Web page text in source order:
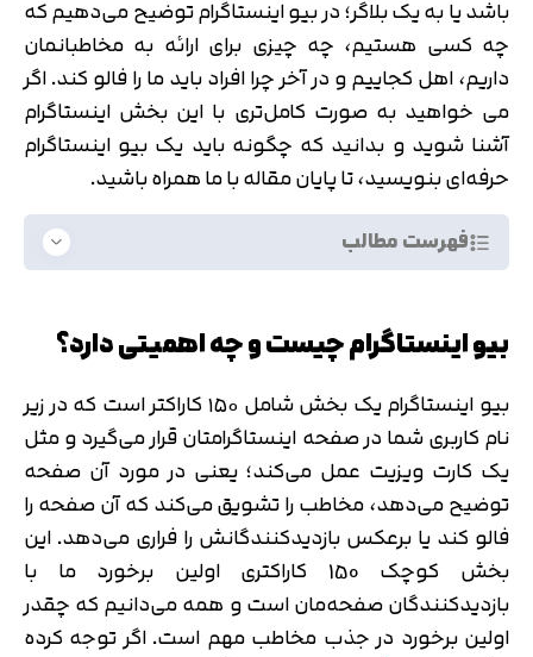
باشد یا به یک بلاگر؛ در بیو اینستاگرام توضیح می‌دهیم که
چه کسی هستیم، چه چیزی برای ارائه به مخاطبانمان
داریم، اهل کجاییم و در آخر چرا افراد باید ما را فالو کند. اگر
می خواهید به صورت کامل‌تری با این بخش اینستاگرام
آشنا شوید و بدانید که چگونه باید یک بیو اینستاگرام
حرفه‌ای بنویسید، تا پایان مقاله با ما همراه باشید.
فهرست مطالب
بیو اینستاگرام چیست و چه اهمیتی دارد؟
بیو اینستاگرام یک بخش شامل ۱۵۰ کاراکتر است که در زیر
نام کاربری شما در صفحه اینستاگرامتان قرار می‌گیرد و مثل
یک کارت ویزیت عمل می‌کند؛ یعنی در مورد آن صفحه
توضیح می‌دهد، مخاطب را تشویق می‌کند که آن صفحه را
فالو کند یا برعکس بازدیدکنندگانش را فراری می‌دهد. این
بخش کوچک 150 کاراکتری اولین برخورد ما با
بازدیدکنندگان صفحه‌مان است و همه می‌دانیم که چقدر
اولین برخورد در جذب مخاطب مهم است. اگر توجه کرده